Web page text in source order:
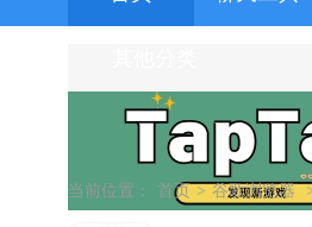
当前位置： 首页 > 谷歌浏览器